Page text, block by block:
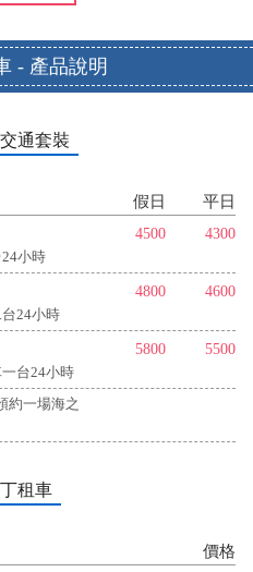
- 產品說明
通套裝
假日
平日
小時
4500 4300
24小時
4800 4600
台24小時
5800 5500
約一場海之
租車
價格